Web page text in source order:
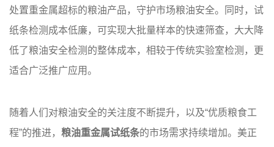
处置重金属超标的粮油产品，守护市场粮油安全。同时，试
纸条检测成本低廉，可实现大批量样本的快速筛查，大大降
低了粮油安全检测的整体成本，相较于传统实验室检测，更
适合广泛推广应用。
随着人们对粮油安全的关注度不断提升，以及“优质粮食工
程”的推进， 粮油重金属试纸条的市场需求持续增加。美正